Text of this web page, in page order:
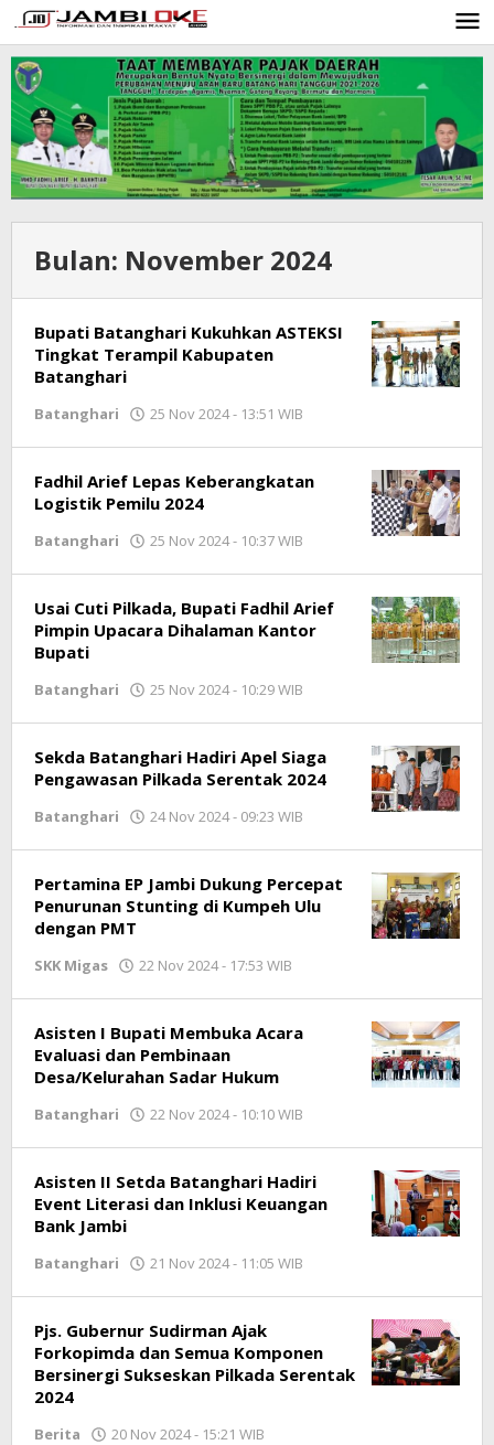
Lewati
ke
konten
Bulan: November 2024
Bupati Batanghari Kukuhkan ASTEKSI
Tingkat Terampil Kabupaten
Batanghari
Batanghari 25 Nov 2024 - 13:51 WIB
Fadhil Arief Lepas Keberangkatan
Logistik Pemilu 2024
Batanghari 25 Nov 2024 - 10:37 WIB
Usai Cuti Pilkada, Bupati Fadhil Arief
Pimpin Upacara Dihalaman Kantor
Bupati
Batanghari 25 Nov 2024 - 10:29 WIB
Sekda Batanghari Hadiri Apel Siaga
Pengawasan Pilkada Serentak 2024
Batanghari 24 Nov 2024 - 09:23 WIB
Pertamina EP Jambi Dukung Percepat
Penurunan Stunting di Kumpeh Ulu
dengan PMT
SKK Migas 22 Nov 2024 - 17:53 WIB
Asisten I Bupati Membuka Acara
Evaluasi dan Pembinaan
Desa/Kelurahan Sadar Hukum
Batanghari 22 Nov 2024 - 10:10 WIB
Asisten II Setda Batanghari Hadiri
Event Literasi dan Inklusi Keuangan
Bank Jambi
Batanghari 21 Nov 2024 - 11:05 WIB
Pjs. Gubernur Sudirman Ajak
Forkopimda dan Semua Komponen
Bersinergi Sukseskan Pilkada Serentak
2024
Berita 20 Nov 2024 - 15:21 WIB